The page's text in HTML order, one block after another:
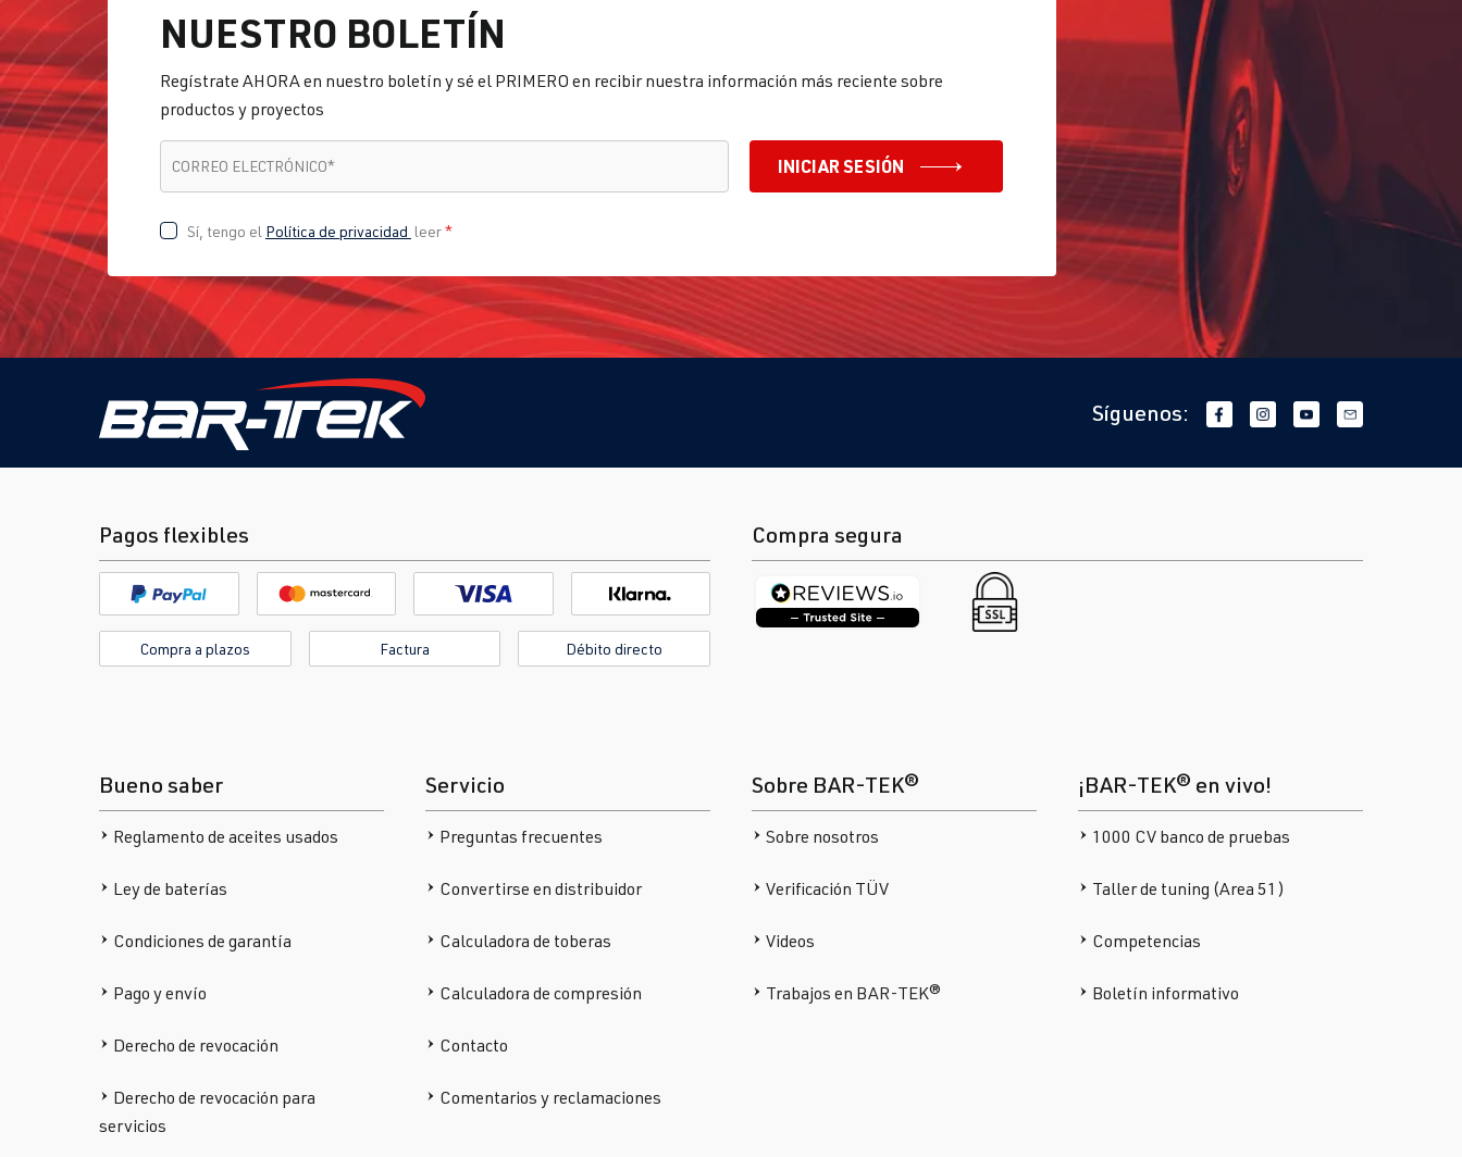
NUESTRO BOLETÍN
Regístrate AHORA en nuestro boletín y sé el PRIMERO en recibir nuestra información más reciente sobre
productos y proyectos
CORREO ELECTRÓNICO* INICIAR SESIÓN
Sí, tengo el Política de privacidad leer*
Síguenos:
Pagos flexibles
Compra a plazos Factura Débito directo
Compra segura
Bueno saber
Reglamento de aceites usados
Ley de baterías
Condiciones de garantía
Pago y envío
Derecho de revocación
Derecho de revocación para
servicios
Servicio
Preguntas frecuentes
Convertirse en distribuidor
Calculadora de toberas
Calculadora de compresión
Contacto
Comentarios y reclamaciones
Sobre BAR-TEK®
Sobre nosotros
Verificación TÜV
Videos
Trabajos en BAR-TEK®
¡BAR-TEK® en vivo!
1000 CV banco de pruebas
Taller de tuning (Area 51)
Competencias
Boletín informativo